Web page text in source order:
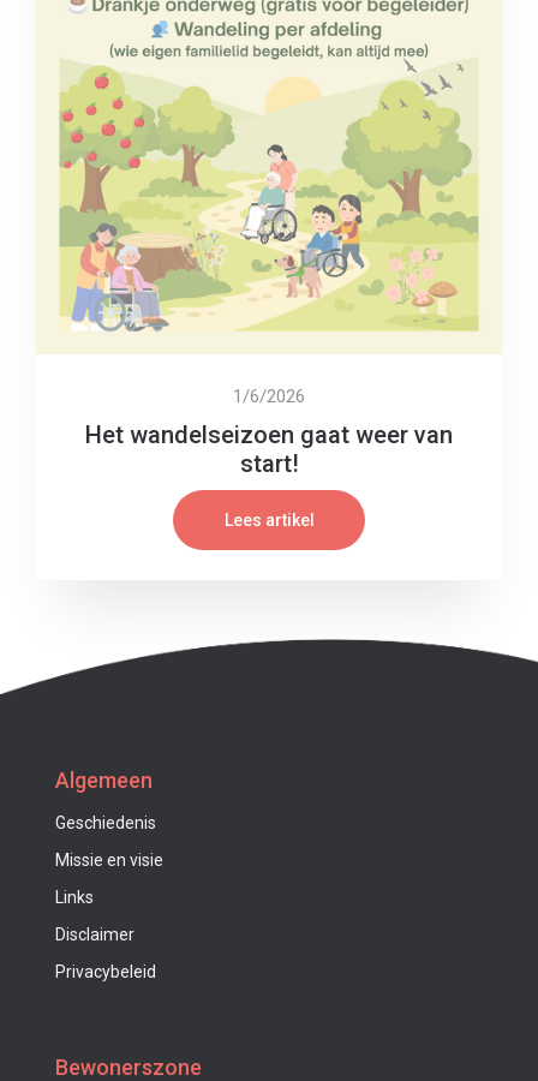
1/6/2026
Het wandelseizoen gaat weer van
start!
Lees artikel
Algemeen
Geschiedenis
Missie en visie
Links
Disclaimer
Privacybeleid
Bewonerszone